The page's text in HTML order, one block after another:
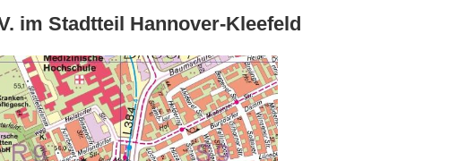
im Stadtteil Hannover-Kleefeld